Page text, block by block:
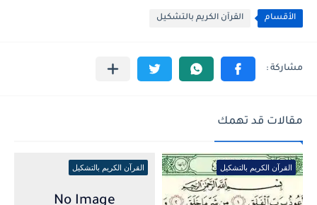
الأقسام القرآن الكريم بالتشكيل
مقالات قد تهمك
القرآن الكريم بالتشكيل القرآن الكريم بالتشكيل